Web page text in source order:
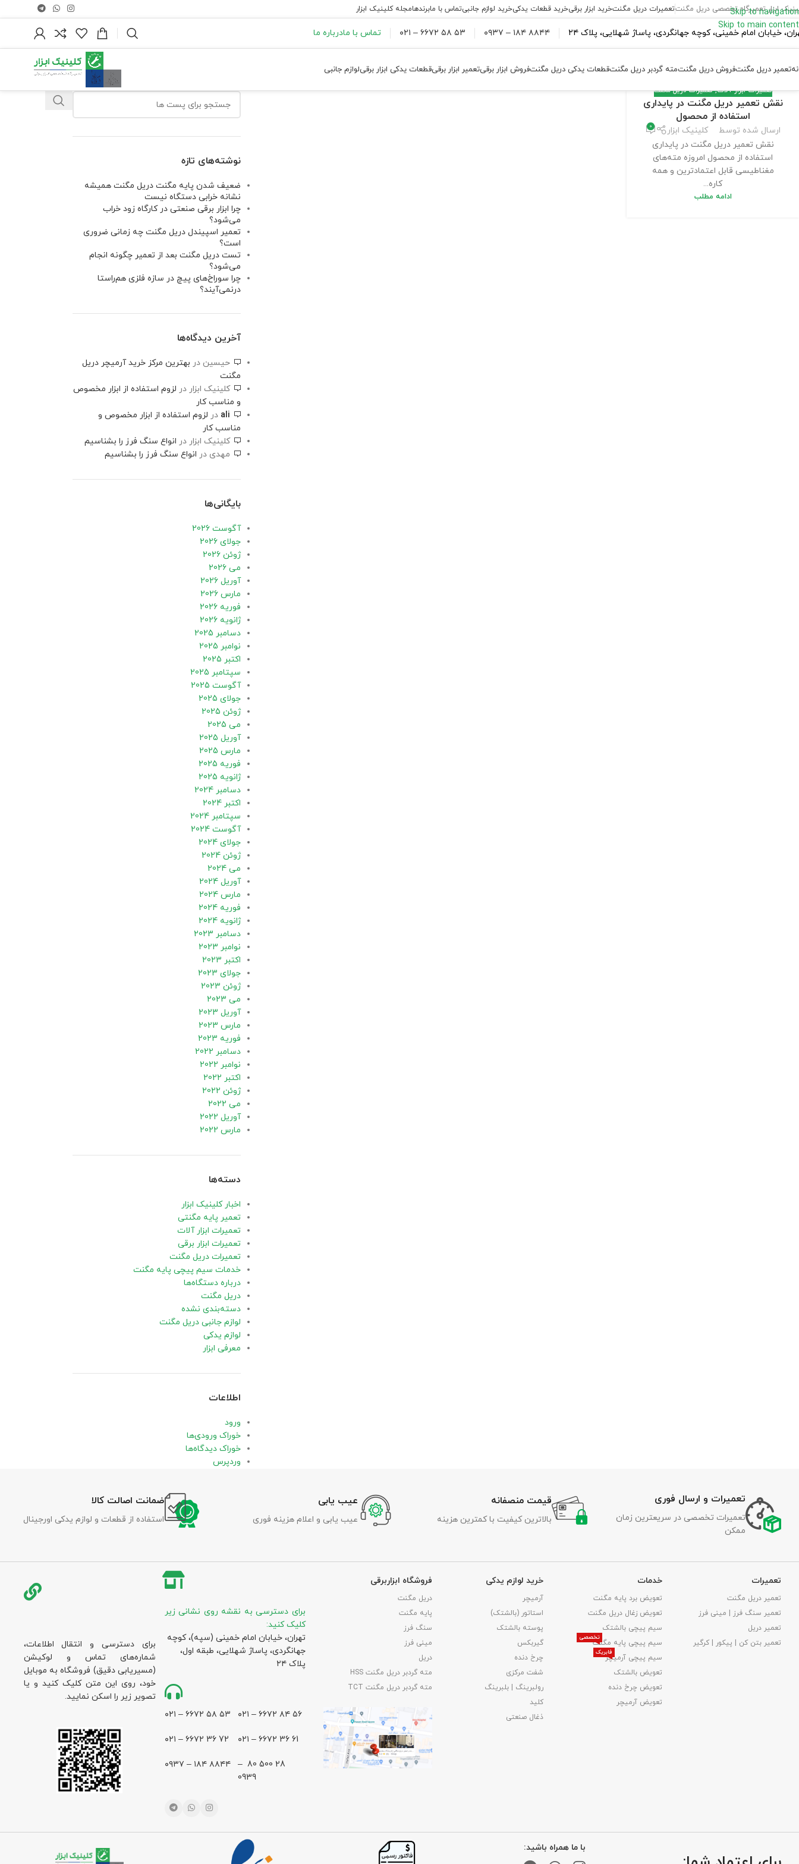
Skip to navigation
Skip to main content
ابزار تعمیرگاه تخصصی دریل مگنتتعمیرات دریل مگنتخرید ابزار برقیخرید قطعات یدکیخرید لوازم جانبیتماس با مابرندهامجله کلینیک ابزار
خیابان امام خمینی، کوچه جهانگردی، پاساژ شهلایی، پلاک ۲۴ ۸۸۴۴ ۱۸۴ – ۰۹۳۷ ۵۳ ۵۸ ۶۶۷۲ – ۰۲۱ تماس با مادرباره ما
تعمیر دریل مگنتفروش دریل مگنتمته گردبر دریل مگنتقطعات یدکی دریل مگنتفروش ابزار برقیتعمیر ابزار برقیقطعات یدکی ابزار برقیلوازم جانبی
تعمیرات ابزار آلات,تعمیرات دریل مگنت
نقش تعمیر دریل مگنت در پایداری
استفاده از محصول
ارسال شده توسط کلینیک ابزار 0
نقش تعمیر دریل مگنت در پایداری
استفاده از محصول امروزه مته‌های
مغناطیسی قابل اعتمادترین و همه
کاره...
ادامه مطلب
نوشته‌های تازه
ضعیف شدن پایه مگنت دریل مگنت همیشه
نشانه خرابی دستگاه نیست
چرا ابزار برقی صنعتی در کارگاه زود خراب
می‌شود؟
تعمیر اسپیندل دریل مگنت چه زمانی ضروری
است؟
تست دریل مگنت بعد از تعمیر چگونه انجام
می‌شود؟
چرا سوراخ‌های پیچ در سازه فلزی هم‌راستا
درنمی‌آیند؟
آخرین دیدگاه‌ها
حیسین در بهترین مرکز خرید آرمیچر دریل
مگنت
کلینیک ابزار در لزوم استفاده از ابزار مخصوص
و مناسب کار
ali در لزوم استفاده از ابزار مخصوص و
مناسب کار
کلینیک ابزار در انواع سنگ فرز را بشناسیم
مهدی در انواع سنگ فرز را بشناسیم
بایگانی‌ها
آگوست 2026
جولای 2026
ژوئن 2026
می 2026
آوریل 2026
مارس 2026
فوریه 2026
ژانویه 2026
دسامبر 2025
نوامبر 2025
اکتبر 2025
سپتامبر 2025
آگوست 2025
جولای 2025
ژوئن 2025
می 2025
آوریل 2025
مارس 2025
فوریه 2025
ژانویه 2025
دسامبر 2024
اکتبر 2024
سپتامبر 2024
آگوست 2024
جولای 2024
ژوئن 2024
می 2024
آوریل 2024
مارس 2024
فوریه 2024
ژانویه 2024
دسامبر 2023
نوامبر 2023
اکتبر 2023
جولای 2023
ژوئن 2023
می 2023
آوریل 2023
مارس 2023
فوریه 2023
دسامبر 2022
نوامبر 2022
اکتبر 2022
ژوئن 2022
می 2022
آوریل 2022
مارس 2022
دسته‌ها
اخبار کلینیک ابزار
تعمیر پایه مگنتی
تعمیرات ابزار آلات
تعمیرات ابزار برقی
تعمیرات دریل مگنت
خدمات سیم پیچی پایه مگنت
درباره دستگاه‌ها
دریل مگنت
دسته‌بندی نشده
لوازم جانبی دریل مگنت
لوازم یدکی
معرفی ابزار
اطلاعات
ورود
خوراک ورودی‌ها
خوراک دیدگاه‌ها
وردپرس
تعمیرات و ارسال فوری
تعمیرات تخصصی در سریعترین زمان
ممکن
قیمت منصفانه
بالاترین کیفیت با کمترین هزینه
عیب یابی
عیب یابی و اعلام هزینه فوری
ضمانت اصالت کالا
استفاده از قطعات و لوازم یدکی اورجینال
تعمیرات
تعمیر دریل مگنت
تعمیر سنگ فرز | مینی فرز
تعمیر دریل
تعمیر بتن کن | پیکور | کرگیر
خدمات
تعویض برد پایه مگنت
تعویض زغال دریل مگنت
سیم پیچی بالشتک
سیم پیچی پایه مگنت
تخصصی
سیم پیچی آرمیچر
فابریک
تعویض بالشتک​
تعویض چرخ دنده
تعویض آرمیچر
خرید لوازم یدکی
آرمیچر
استاتور (بالشتک)
پوسته بالشتک
گیربکس
چرخ دنده
شفت مرکزی
رولبرینگ | بلبرینگ
کلید
ذغال صنعتی
فروشگاه ابزاربرقی
دریل مگنت
پایه مگنت
سنگ فرز
مینی فرز
دریل
مته گردبر دریل مگنت HSS
مته گردبر دریل مگنت TCT
برای دسترسی به نقشه روی نشانی زیر
کلیک کنید:
تهران، خیابان امام خمینی (سپه)، کوچه
جهانگردی،‌ پاساژ شهلایی، طبقه اول،
پلاک ۲۴
۵۶ ۸۴ ۶۶۷۲ – ۰۲۱
61 36 ۶۶۷۲ – ۰۲۱
28 500 80 –
0939
۵۳ ۵۸ ۶۶۷۲ – ۰۲۱
72 36 ۶۶۷۲ – ۰۲۱
۸۸۴۴ ۱۸۴ – ۰۹۳۷
برای دسترسی و انتقال اطلاعات،
شماره‌های تماس و لوکیشن
(مسیریابی دقیق) فروشگاه به موبایل
خود، روی این متن کلیک کنید و یا
تصویر زیر را اسکن نمایید.
با ما همراه باشید: